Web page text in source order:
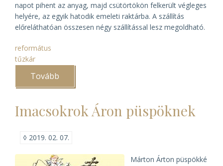
napot pihent az anyag, majd csütörtökön felkerült végleges
helyére, az egyik hatodik emeleti raktárba. A szállítás
előreláthatóan összesen négy szállítással lesz megoldható.
református
tűzkár
Tovább
Ráday
átszállítása
)
Imacsokrok Áron püspöknek
◊ 2019. 02. 07.
Márton Árton püspökké